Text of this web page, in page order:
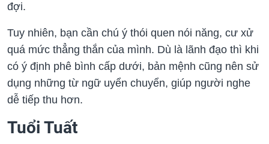
đợi.
Tuy nhiên, bạn cần chú ý thói quen nói năng, cư xử
quá mức thẳng thắn của mình. Dù là lãnh đạo thì khi
có ý định phê bình cấp dưới, bản mệnh cũng nên sử
dụng những từ ngữ uyển chuyển, giúp người nghe
dễ tiếp thu hơn.
Tuổi Tuất